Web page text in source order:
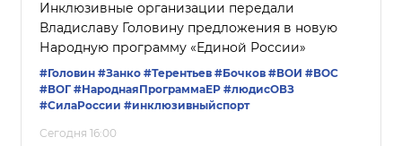
Инклюзивные организации передали
Владиславу Головину предложения в новую
Народную программу «Единой России»
#Головин #Занко #Терентьев #Бочков #ВОИ #ВОС
#ВОГ #НароднаяПрограммаЕР #людисОВЗ
#СилаРоссии #инклюзивныйспорт
Сегодня 16:00